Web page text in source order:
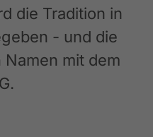
die Tradition in
- und die
mit dem